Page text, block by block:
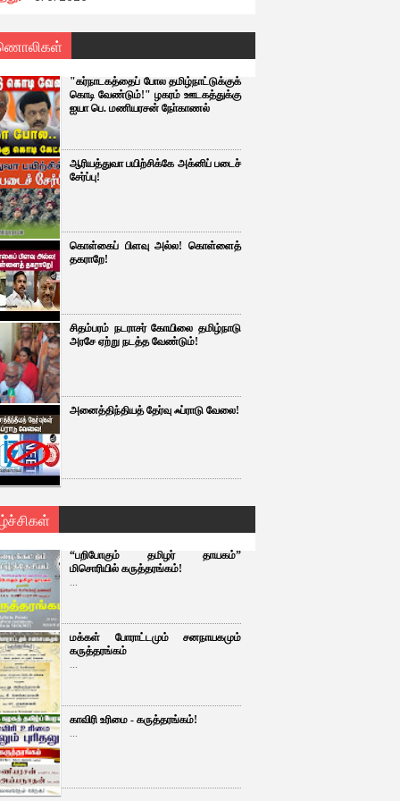
"கர்நாடகத்தைப் போல தமிழ்நாட்டுக்குக்
கொடி வேண்டும்!" ழகரம் ஊடகத்துக்கு
ஐயா பெ. மணியரசன் நோ்காணல்
ஆரியத்துவா பயிற்சிக்கே அக்னிப் படைச்
சேர்ப்பு!
கொள்கைப் பிளவு அல்ல! கொள்ளைத்
தகராறே!
சிதம்பரம் நடராசர் கோயிலை தமிழ்நாடு
அரசே ஏற்று நடத்த வேண்டும்!
அனைத்திந்தியத் தேர்வு ஃப்ராடு வேலை!
“பறிபோகும் தமிழர் தாயகம்”
மிசொரியில் கருத்தரங்கம்!
...
மக்கள் போராட்டமும் சனநாயகமும்
கருத்தரங்கம்
...
காவிரி உரிமை - கருத்தரங்கம்!
...